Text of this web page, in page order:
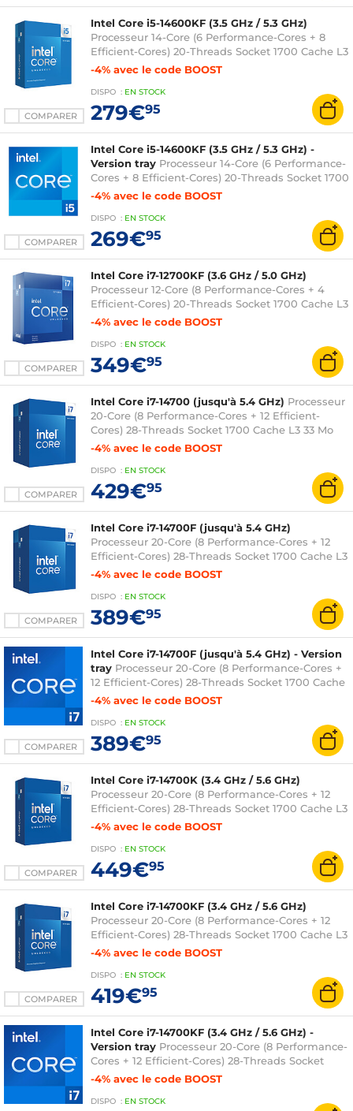
COMPARER
Intel Core i5-14600KF (3.5 GHz / 5.3 GHz)
Processeur 14-Core (6 Performance-Cores + 8
Efficient-Cores) 20-Threads Socket 1700 Cache L3
24 Mo 0.010 micron (version boîte sans
-4% avec le code BOOST
DISPO : EN STOCK
279€95
COMPARER
Intel Core i5-14600KF (3.5 GHz / 5.3 GHz) -
Version tray Processeur 14-Core (6 Performance-
Cores + 8 Efficient-Cores) 20-Threads Socket 1700
Cache L3 24 Mo 0.010 micron (version tray sans
-4% avec le code BOOST
DISPO : EN STOCK
269€95
COMPARER
Intel Core i7-12700KF (3.6 GHz / 5.0 GHz)
Processeur 12-Core (8 Performance-Cores + 4
Efficient-Cores) 20-Threads Socket 1700 Cache L3
25 Mo 0.010 micron (version boîte sans
-4% avec le code BOOST
DISPO : EN STOCK
349€95
COMPARER
Intel Core i7-14700 (jusqu'à 5.4 GHz) Processeur
20-Core (8 Performance-Cores + 12 Efficient-
Cores) 28-Threads Socket 1700 Cache L3 33 Mo
Intel UHD Graphics 770 0.010 micron (version
-4% avec le code BOOST
DISPO : EN STOCK
429€95
COMPARER
Intel Core i7-14700F (jusqu'à 5.4 GHz)
Processeur 20-Core (8 Performance-Cores + 12
Efficient-Cores) 28-Threads Socket 1700 Cache L3
33 Mo 0.010 micron (version boîte avec
-4% avec le code BOOST
DISPO : EN STOCK
389€95
COMPARER
Intel Core i7-14700F (jusqu'à 5.4 GHz) - Version
tray Processeur 20-Core (8 Performance-Cores +
12 Efficient-Cores) 28-Threads Socket 1700 Cache
L3 33 Mo 0.010 micron (version tray sans
-4% avec le code BOOST
DISPO : EN STOCK
389€95
COMPARER
Intel Core i7-14700K (3.4 GHz / 5.6 GHz)
Processeur 20-Core (8 Performance-Cores + 12
Efficient-Cores) 28-Threads Socket 1700 Cache L3
33 Mo Intel UHD Graphics 770 0.010 micron
ans)
-4% avec le code BOOST
DISPO : EN STOCK
449€95
COMPARER
Intel Core i7-14700KF (3.4 GHz / 5.6 GHz)
Processeur 20-Core (8 Performance-Cores + 12
Efficient-Cores) 28-Threads Socket 1700 Cache L3
33 Mo 0.010 micron (version boîte sans
-4% avec le code BOOST
DISPO : EN STOCK
419€95
Intel Core i7-14700KF (3.4 GHz / 5.6 GHz) -
Version tray Processeur 20-Core (8 Performance-
Cores + 12 Efficient-Cores) 28-Threads Socket
1700 Cache L3 33 Mo 0.010 micron (version tray
-4% avec le code BOOST
DISPO : EN STOCK